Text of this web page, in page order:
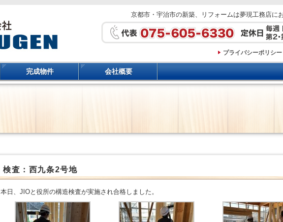
京都市・宇治市の新築、リフォームは夢現工務店に
プライバシーポリシー
完成物件 会社概要
検査：西九条2号地
本日、JIOと役所の構造検査が実施され合格しました。